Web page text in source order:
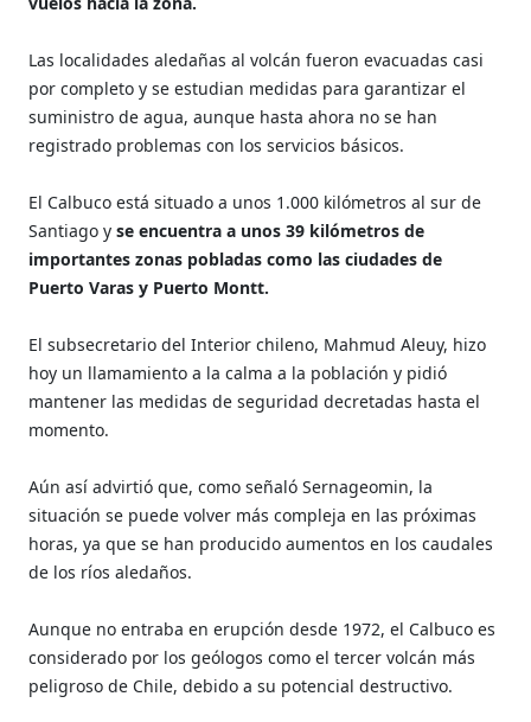
Las localidades aledañas al volcán fueron evacuadas casi
por completo y se estudian medidas para garantizar el
suministro de agua, aunque hasta ahora no se han
registrado problemas con los servicios básicos.
El Calbuco está situado a unos 1.000 kilómetros al sur de
Santiago yse encuentra a unos 39 kilómetros de
importantes zonas pobladas como las ciudades de
Puerto Varas y Puerto Montt.
El subsecretario del Interior chileno, Mahmud Aleuy, hizo
hoy un llamamiento a la calma a la población y pidió
mantener las medidas de seguridad decretadas hasta el
momento.
Aún así advirtió que, como señaló Sernageomin, la
situación se puede volver más compleja en las próximas
horas, ya que se han producido aumentos en los caudales
de los ríos aledaños.
Aunque no entraba en erupción desde 1972, el Calbuco es
considerado por los geólogos como el tercer volcán más
peligroso de Chile, debido a su potencial destructivo.